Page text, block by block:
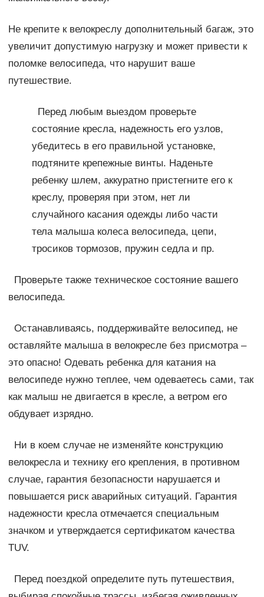
Не крепите к велокреслу дополнительный багаж, это
увеличит допустимую нагрузку и может привести к
поломке велосипеда, что нарушит ваше
путешествие.
Перед любым выездом проверьте
состояние кресла, надежность его узлов,
убедитесь в его правильной установке,
подтяните крепежные винты. Наденьте
ребенку шлем, аккуратно пристегните его к
креслу, проверяя при этом, нет ли
случайного касания одежды либо части
тела малыша колеса велосипеда, цепи,
тросиков тормозов, пружин седла и пр.
Проверьте также техническое состояние вашего
велосипеда.
Останавливаясь, поддерживайте велосипед, не
оставляйте малыша в велокресле без присмотра –
это опасно! Одевать ребенка для катания на
велосипеде нужно теплее, чем одеваетесь сами, так
как малыш не двигается в кресле, а ветром его
обдувает изрядно.
Ни в коем случае не изменяйте конструкцию
велокресла и технику его крепления, в противном
случае, гарантия безопасности нарушается и
повышается риск аварийных ситуаций. Гарантия
надежности кресла отмечается специальным
значком и утверждается сертификатом качества
TUV.
Перед поездкой определите путь путешествия,